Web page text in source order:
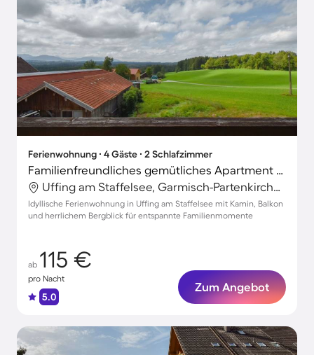
Ferienwohnung ∙ 4 Gäste ∙ 2 Schlafzimmer
Familienfreundliches gemütliches Apartment mit Garten, Grill und Terrasse | Gartenblick | Perfekt für die Arbeit von Zuhause
Uffing am Staffelsee, Garmisch-Partenkirchen, Deutschland
Idyllische Ferienwohnung in Uffing am Staffelsee mit Kamin, Balkon
und herrlichem Bergblick für entspannte Familienmomente
ab 115 €
pro Nacht
5.0
Zum Angebot